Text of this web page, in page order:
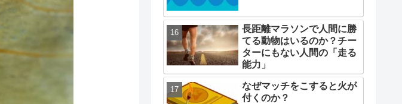
長距離マラソンで人間に勝
てる動物はいるのか？チー
ターにもない人間の「走る
能力」
なぜマッチをこすると火が
付くのか？